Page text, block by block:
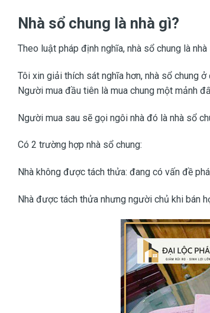
Nhà sổ chung là nhà gì?
Theo luật pháp định nghĩa, nhà sổ chung là
Tôi xin giải thích sát nghĩa hơn, nhà sổ chung
Người mua đầu tiên là mua chung một mảnh
Người mua sau sẽ gọi ngôi nhà đó là nhà sổ
Có 2 trường hợp nhà sổ chung:
Nhà không được tách thửa: đang có vấn đề
Nhà được tách thửa nhưng người chủ khi bán